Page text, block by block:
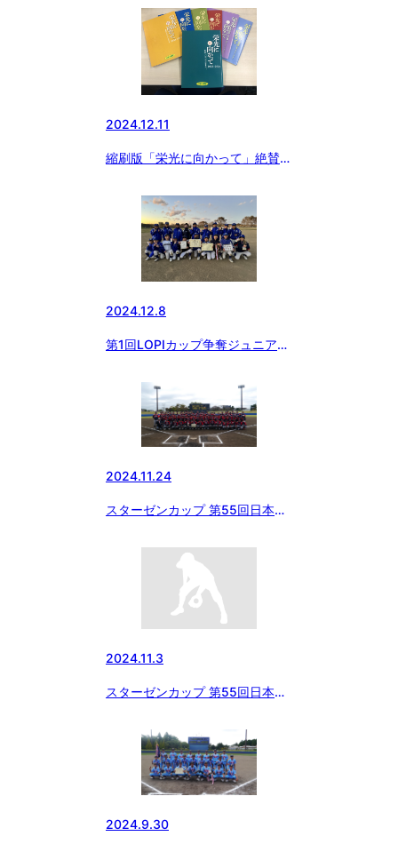
2024.12.11
縮刷版「栄光に向かって」絶賛発
2024.12.8
第1回LOPIカップ争奪ジュニア大
2024.11.24
スターゼンカップ 第55回日本少
予選 京葉ボーイズ優勝🏆
2024.11.3
スターゼンカップ 第55回日本少
選 第一試合第3回戦
2024.9.30